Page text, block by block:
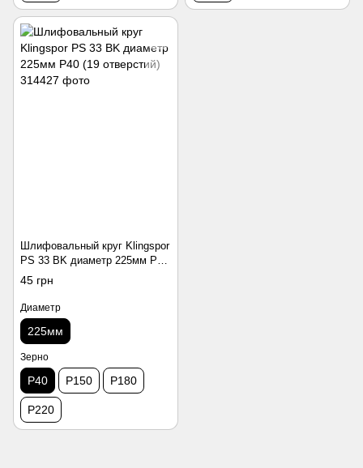
Шлифовальный круг Klingspor
PS 33 BK диаметр 225мм Р40
(19 отверстий)
45 грн
Диаметр
225мм
Зерно
P40 P150 P180
P220